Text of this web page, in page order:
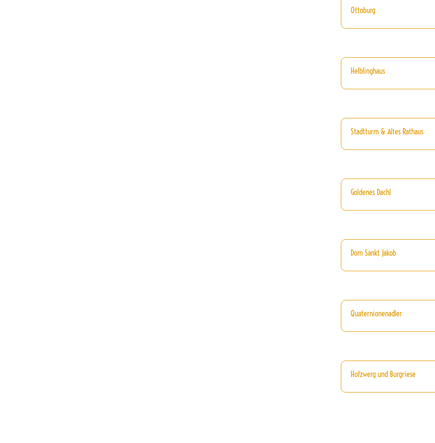
Ottoburg
Helblinghaus
Stadtturm & Altes Rathaus
Goldenes Dachl
Dom Sankt Jakob
Quaternionenadler
Hofzwerg und Burgriese